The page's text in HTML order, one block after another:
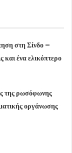
στη Σίνδο –
και ένα ελικόπτερο
της ρωσόφωνης
οργάνωσης